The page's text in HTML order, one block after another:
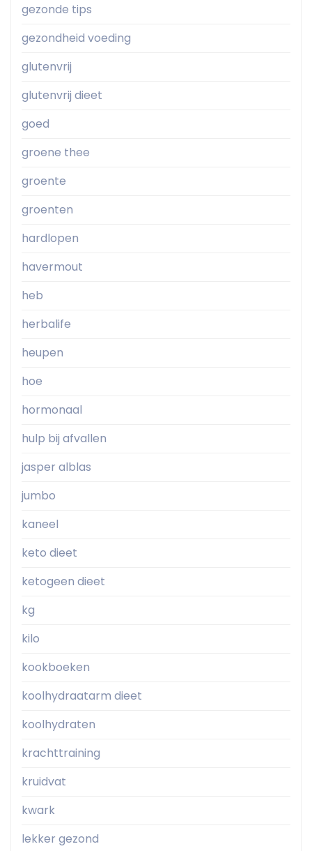
gezonde tips
gezondheid voeding
glutenvrij
glutenvrij dieet
goed
groene thee
groente
groenten
hardlopen
havermout
heb
herbalife
heupen
hoe
hormonaal
hulp bij afvallen
jasper alblas
jumbo
kaneel
keto dieet
ketogeen dieet
kg
kilo
kookboeken
koolhydraatarm dieet
koolhydraten
krachttraining
kruidvat
kwark
lekker gezond